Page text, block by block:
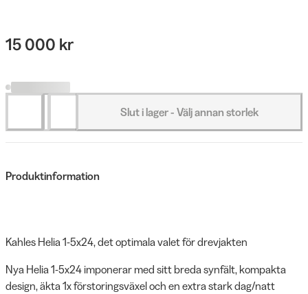
15 000 kr
Slut i lager - Välj annan storlek
Produktinformation
Kahles Helia 1-5x24, det optimala valet för drevjakten
Nya Helia 1-5x24 imponerar med sitt breda synfält, kompakta
design, äkta 1x förstoringsväxel och en extra stark dag/natt